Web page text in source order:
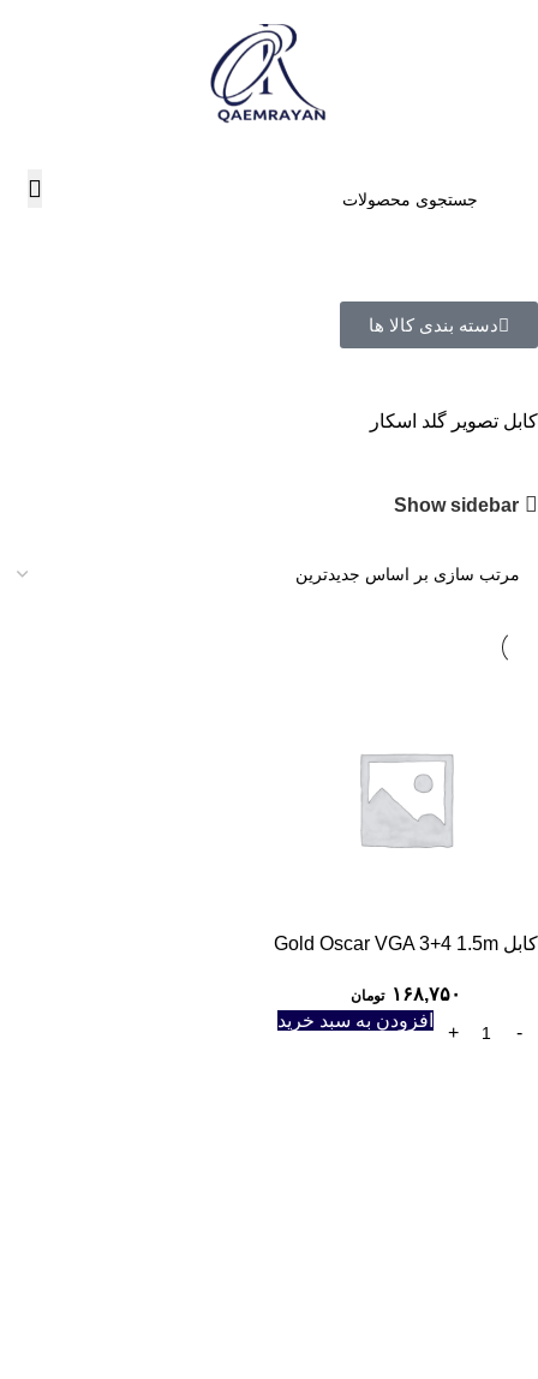
دسته بندی کالا ها
کابل تصویر گلد اسکار
Show sidebar
کابل Gold Oscar VGA 3+4 1.5m
۱۶۸,۷۵۰ تومان
افزودن به سبد خرید